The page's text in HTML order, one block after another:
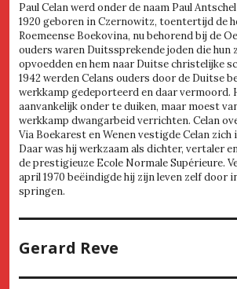
Paul Celan werd onder de naam Paul
1920 geboren in Czernowitz, toentertijd de
Roemeense Boekovina, nu behorend bij de
ouders waren Duitssprekende joden die hun
opvoedden en hem naar Duitse christelijke
1942 werden Celans ouders door de Duitse
werkkamp gedeporteerd en daar vermoord.
aanvankelijk onder te duiken, maar moest
werkkamp dwangarbeid verrichten. Celan
Via Boekarest en Wenen vestigde Celan zich
Daar was hij werkzaam als dichter, vertaler
de prestigieuze Ecole Normale Supérieure.
april 1970 beëindigde hij zijn leven zelf door
springen.
Gerard Reve